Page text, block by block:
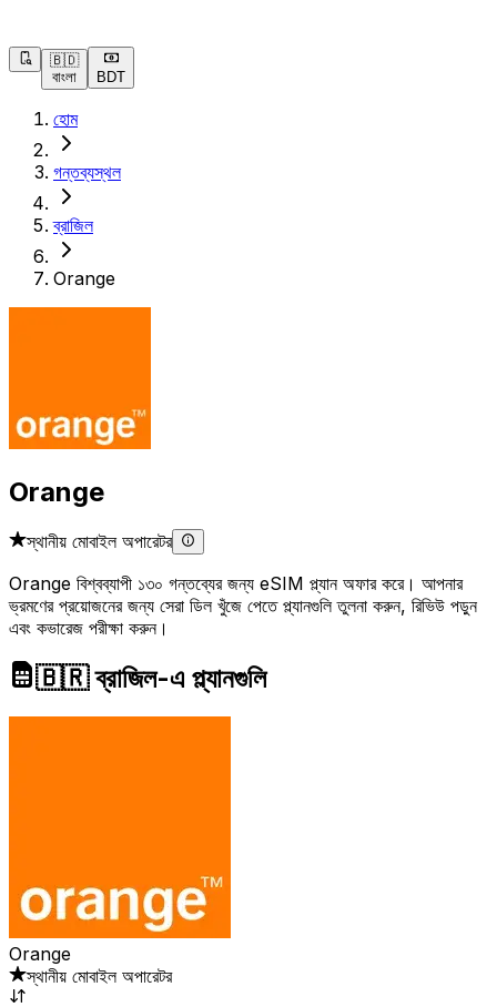
🇧🇩
বাংলা
BDT
হোম
গন্তব্যস্থল
ব্রাজিল
Orange
Orange
স্থানীয় মোবাইল অপারেটর
Orange বিশ্বব্যাপী ১৩০ গন্তব্যের জন্য eSIM প্ল্যান অফার করে। আপনার
ভ্রমণের প্রয়োজনের জন্য সেরা ডিল খুঁজে পেতে প্ল্যানগুলি তুলনা করুন, রিভিউ পড়ুন
এবং কভারেজ পরীক্ষা করুন।
🇧🇷 ব্রাজিল-এ প্ল্যানগুলি
Orange
স্থানীয় মোবাইল অপারেটর